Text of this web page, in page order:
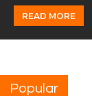
READ MORE
Popular